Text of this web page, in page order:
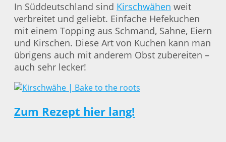
In Süddeutschland sind Kirschwähen weit
verbreitet und geliebt. Einfache Hefekuchen
mit einem Topping aus Schmand, Sahne, Eiern
und Kirschen. Diese Art von Kuchen kann man
übrigens auch mit anderem Obst zubereiten –
auch sehr lecker!
Zum Rezept hier lang!